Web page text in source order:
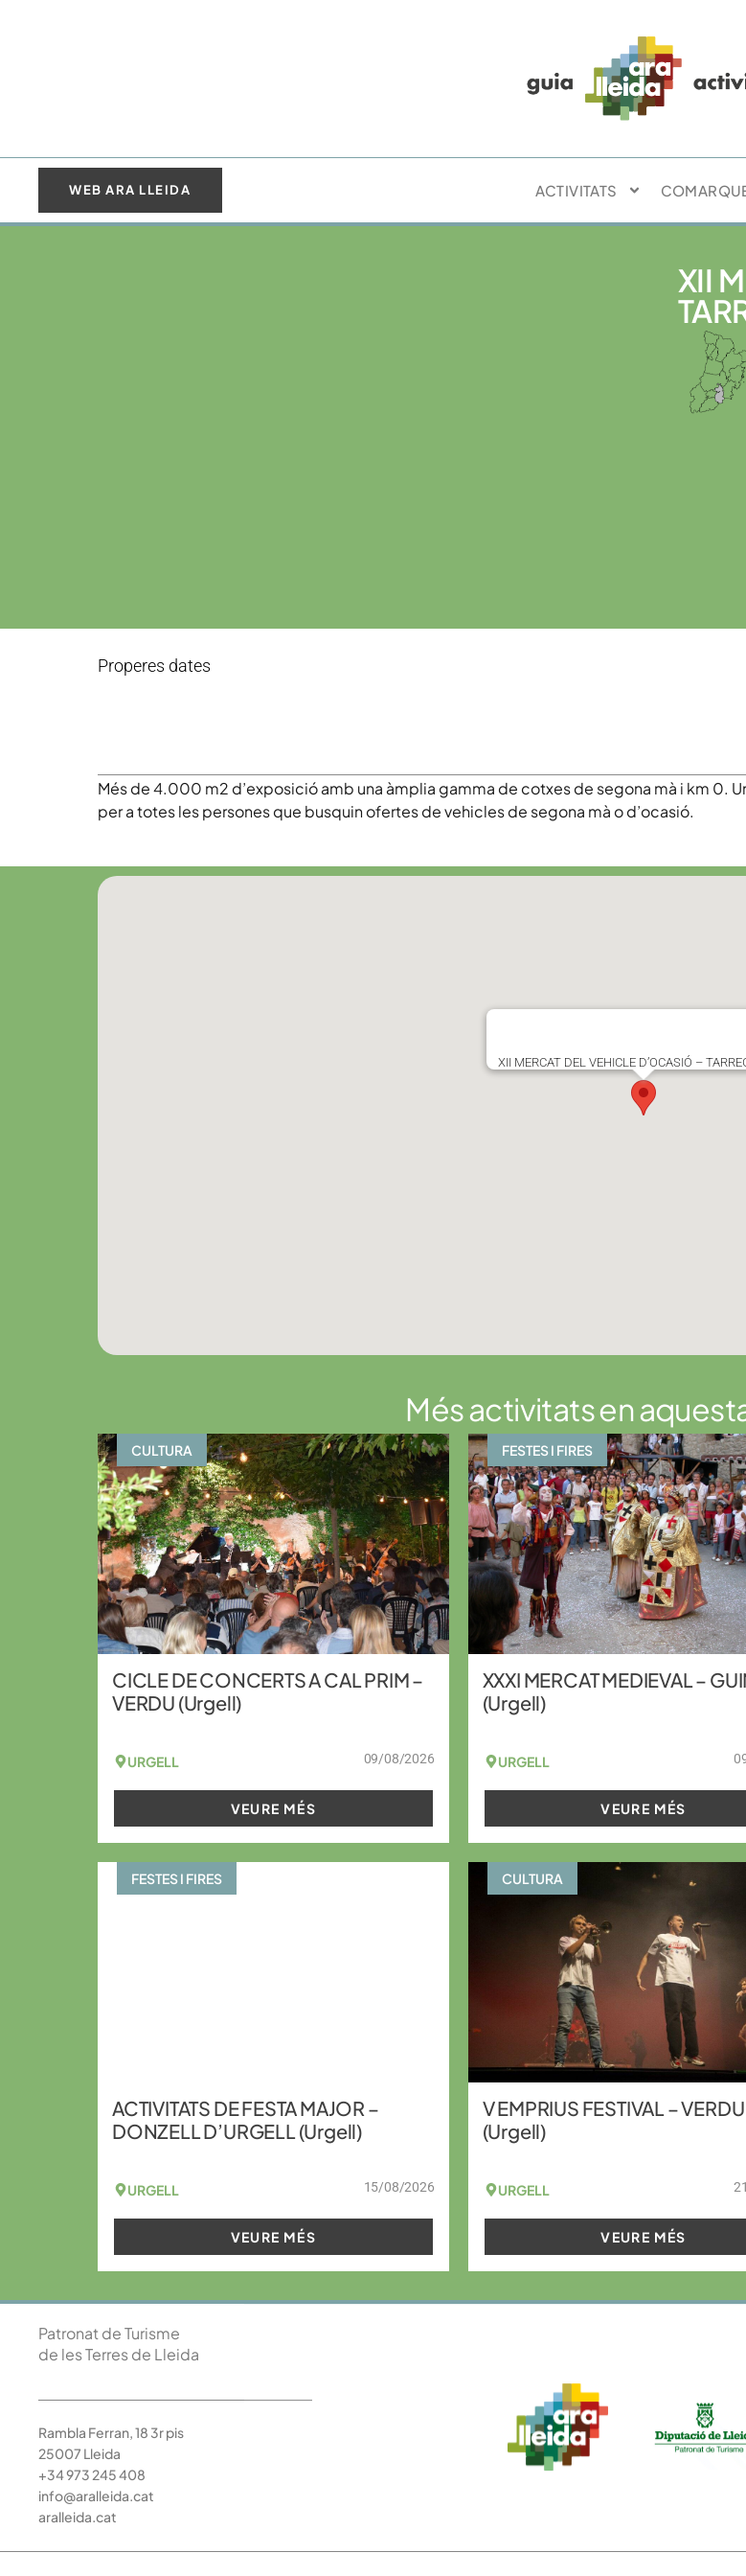
WEB ARA LLEIDA ACTIVITATS
XII
Properes dates
Més de 4.000 m2 d’exposició amb una àmplia gamma de cotxes de segona mà i km 0.
per a totes les persones que busquin ofertes de vehicles de segona mà o d’ocasió.
XII MERCAT DEL VEHICLE D’OCASIÓ –
Més activitats en
CULTURA
CICLE DE CONCERTS A CAL PRIM –
VERDU (Urgell)
URGELL 09/08/2026
VEURE MÉS
FESTES I FIRES
XXXI MERCAT MEDIEVAL –
(Urgell)
URGELL
VEURE MÉS
FESTES I FIRES
ACTIVITATS DE FESTA MAJOR –
DONZELL D’URGELL (Urgell)
URGELL 15/08/2026
VEURE MÉS
CULTURA
V EMPRIUS FESTIVAL – VERDU
(Urgell)
URGELL
VEURE MÉS
Patronat de Turisme
de les Terres de Lleida
Rambla Ferran, 18 3r pis
25007 Lleida
+34 973 245 408
info@aralleida.cat
aralleida.cat